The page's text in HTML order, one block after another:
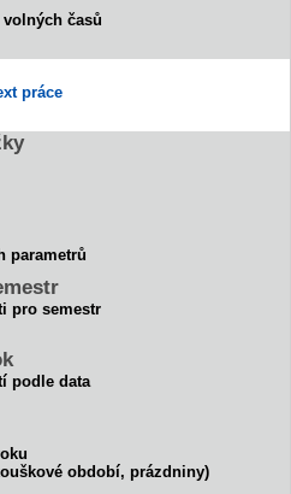
časů
práce
parametrů
pro semestr
podle data
období, prázdniny)